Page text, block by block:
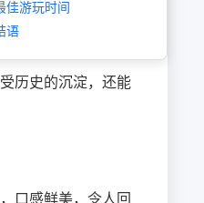
历史的沉淀，还能
口感鲜美，令人回
佳游玩时间
语